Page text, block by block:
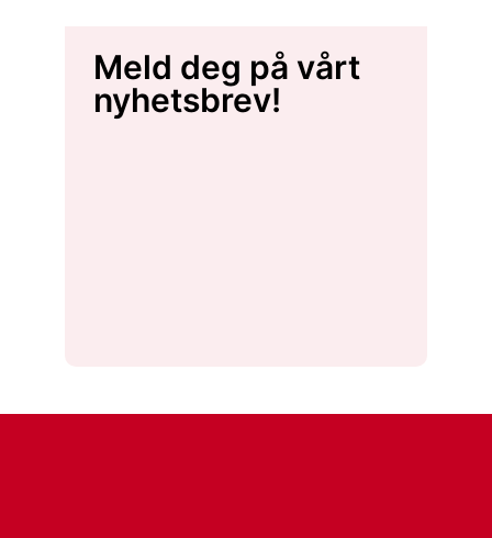
Meld deg på vårt
nyhetsbrev!